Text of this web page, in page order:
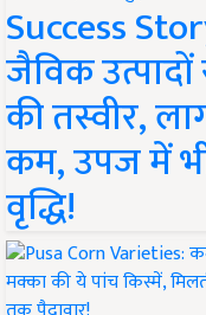
Success
जैविक
की तस्वीर,
कम, उपज में
वृद्धि!